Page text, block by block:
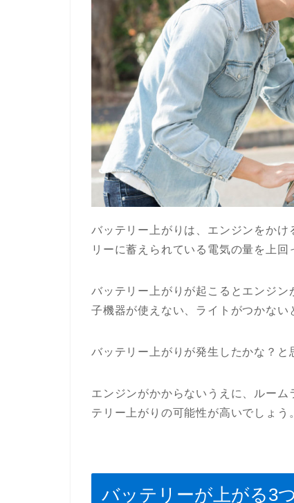
バッテリー上がりは、エンジンをか
リーに蓄えられている電気の量を上回
バッテリー上がりが起こるとエンジ
子機器が使えない、ライトがつかない
バッテリー上がりが発生したかな？と
エンジンがかからないうえに、ルー
テリー上がりの可能性が高いでしょう。
バッテリーが上がる3